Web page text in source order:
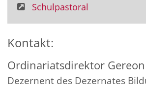
Schulpastoral
Kontakt:
Ordinariatsdirektor Gereon
Dezernent des Dezernates